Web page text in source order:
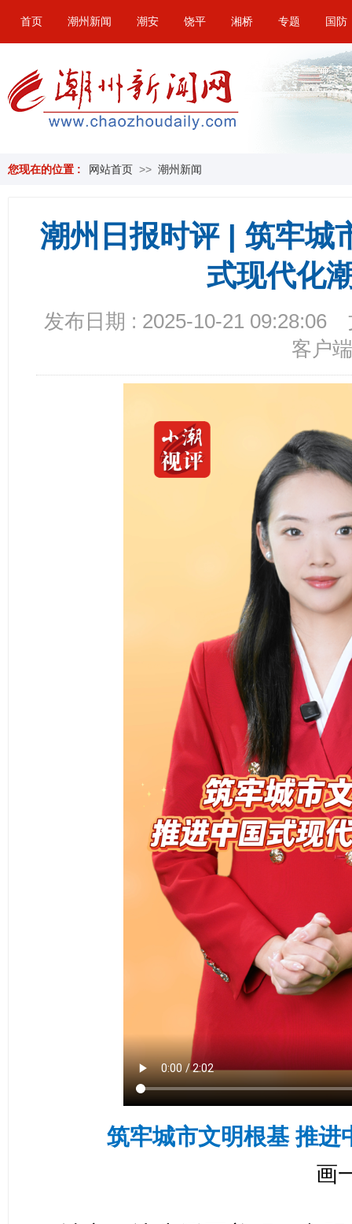
首页 潮州新闻 潮安 饶平 湘桥 专题 国防
您现在的位置 : 网站首页 >> 潮州新闻
潮州日报时评 | ​筑牢城
式现代化
发布日期 : 2025-10-21 09:28:06
客户端
筑牢城市文明根基 推进
画